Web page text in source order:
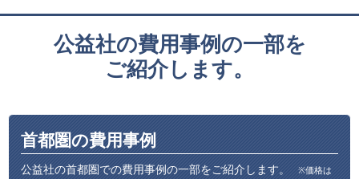
公益社の費用事例の一部を
ご紹介します。
首都圏の費用事例
公益社の首都圏での費用事例の一部をご紹介します。
※価格は